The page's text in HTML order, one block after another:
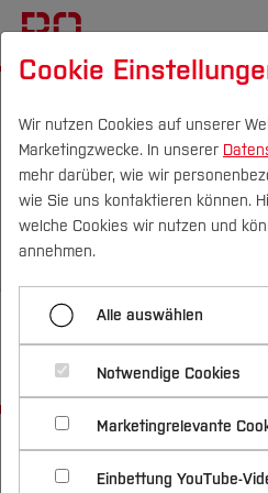
Campus Personen
Studium
Studienangebote
Bachelorstudiengänge
Masterstudiengänge
Vor dem Studium
Bewerben &
Bewerbungsportal
Im Studium
Studienbüros und
Nach dem Studium
Forschung &
Profil
Forschungs- und
Schwerpunkte (FuT)
Beratung &
Nachhaltigkeit
Nachhaltigkeit
International
StartseiteZentrale
Inklusionsberatung
Cookie
Wir nutzen Cookies auf unserer
Marketingzwecke. In unserer
mehr darüber, wie wir
wie Sie uns kontaktieren können.
welche Cookies wir nutzen und
annehmen.
Alle auswählen
Notwendige Cookies
Marketingrelevante
Einbettung YouTube-